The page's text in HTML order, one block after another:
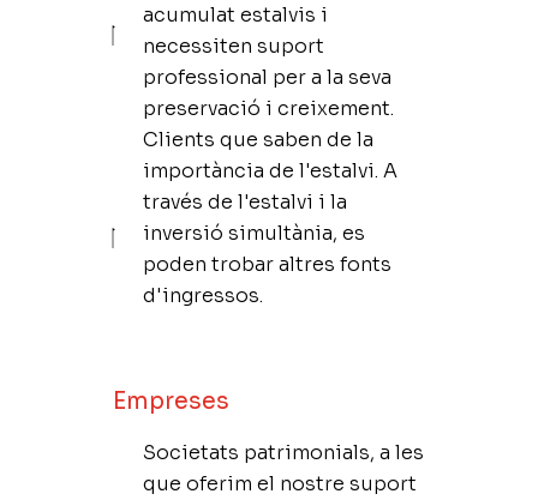
acumulat estalvis i
necessiten suport
professional per a la seva
preservació i creixement.
Clients que saben de la
importància de l'estalvi. A
través de l'estalvi i la
inversió simultània, es
poden trobar altres fonts
d'ingressos.
Empreses
Societats patrimonials, a les
que oferim el nostre suport